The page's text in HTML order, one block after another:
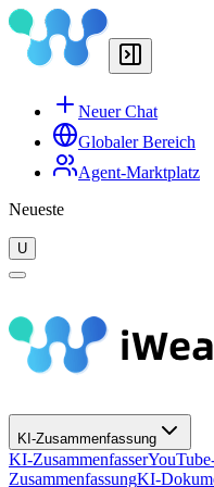
Neuer Chat
Globaler Bereich
Agent-Marktplatz
Neueste
U
KI-Zusammenfassung
KI-Zusammenfasser
ZusammenfassungKI-